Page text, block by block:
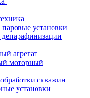
установки
агрегат
моторный
скважин
установки